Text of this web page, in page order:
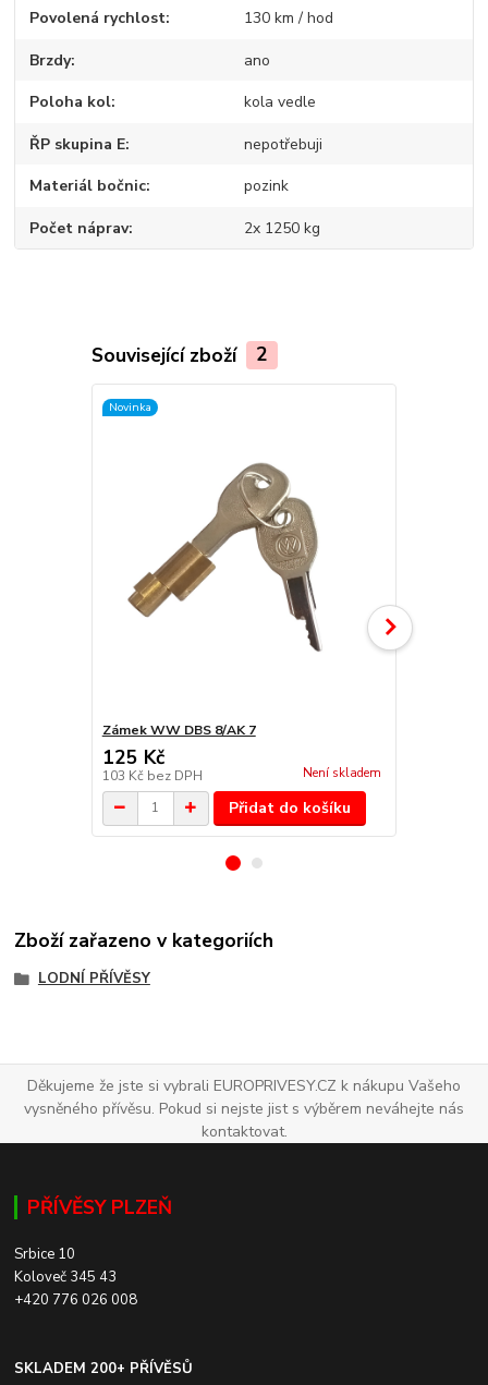
Povolená rychlost 130 km / hod
Brzdy ano
Poloha kol kola vedle
ŘP skupina E nepotřebuji
Materiál bočnic pozink
Počet náprav 2x 1250 kg
Související zboží 2
Novinka
Zámek WW DBS 8/AK 7
125 Kč
103 Kč bez DPH Není skladem
Přidat do košíku
Zboží zařazeno v kategoriích
LODNÍ PŘÍVĚSY
Děkujeme že jste si vybrali EUROPRIVESY.CZ k nákupu Vašeho
vysněného přívěsu. Pokud si nejste jist s výběrem neváhejte nás
kontaktovat.
PŘÍVĚSY PLZEŇ
Srbice 10
Koloveč 345 43
+420 776 026 008
SKLADEM 200+ PŘÍVĚSŮ